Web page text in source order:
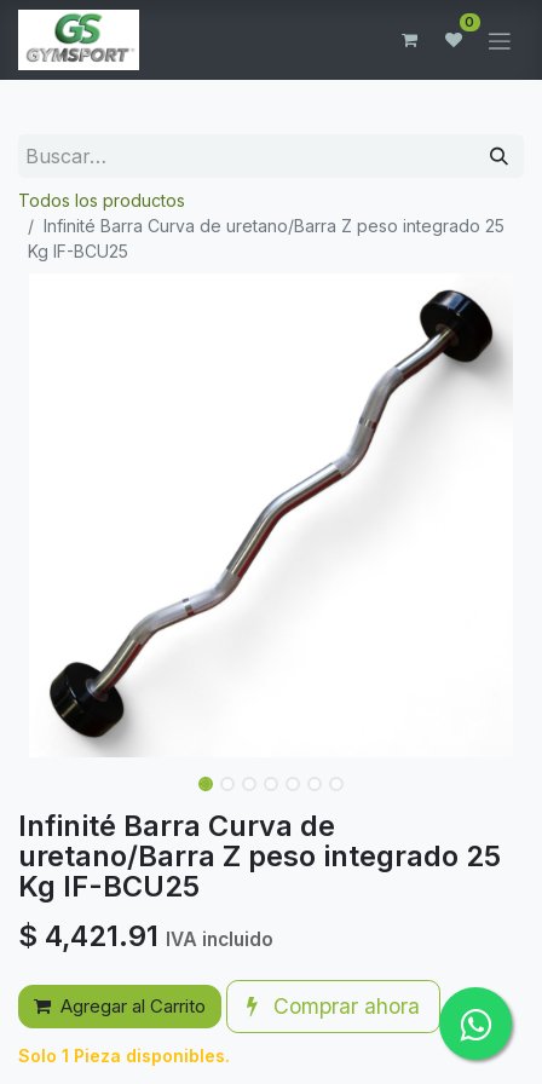
0
Todos los productos
Infinité Barra Curva de uretano/Barra Z peso integrado 25
Kg IF-BCU25
Infinité Barra Curva de
uretano/Barra Z peso integrado 25
Kg IF-BCU25
$ 4,421.91 IVA incluido
Agregar al Carrito Comprar ahora
Solo 1 Pieza disponibles.